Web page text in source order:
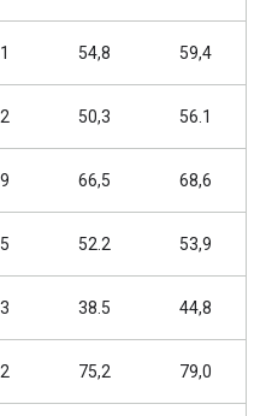
54,8 59,4
50,3 56.1
66,5 68,6
52.2 53,9
38.5 44,8
75,2 79,0